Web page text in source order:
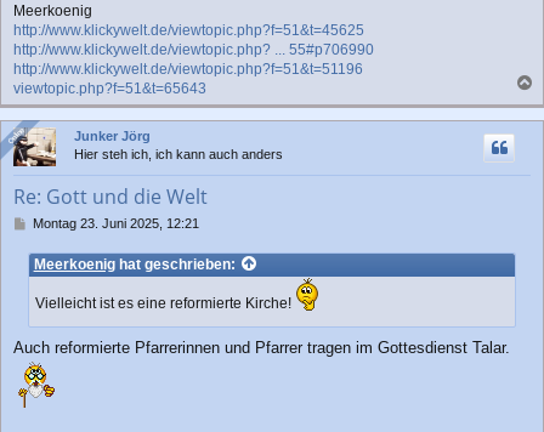
Meerkoenig
http://www.klickywelt.de/viewtopic.php?f=51&t=45625
http://www.klickywelt.de/viewtopic.php? ... 55#p706990
http://www.klickywelt.de/viewtopic.php?f=51&t=51196
viewtopic.php?f=51&t=65643
a
c
Junker Jörg
Hier steh ich, ich kann auch anders
Re: Gott und die Welt
B
i
t
g
Montag 23. Juni 2025, 12:21
Meerkoenighat geschrieben:
Vielleicht ist es eine reformierte Kirche!
Auch reformierte Pfarrerinnen und Pfarrer tragen im Gottesdienst Talar.
Online
Online